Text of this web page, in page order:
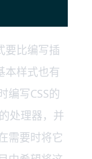
要比编写插
本样式也有
编写CSS的
处理器，并
需要时将它